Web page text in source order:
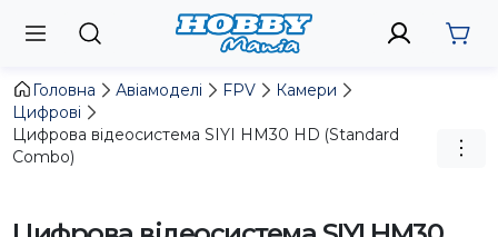
Головна Авіамоделі FPV
Камери
Цифрові
Цифрова відеосистема SIYI HM30 HD (Standard
Combo)